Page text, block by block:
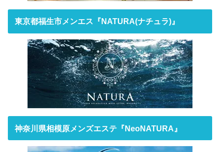
東京都福生市メンエス『NATURA(ナチュラ)』
神奈川県相模原メンズエステ『NeoNATURA』